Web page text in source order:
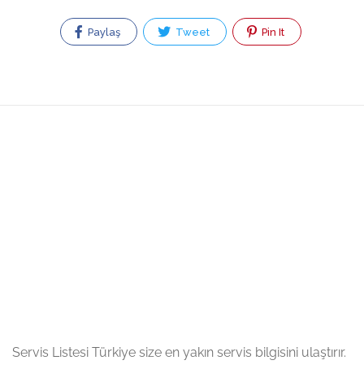
Paylaş Tweet Pin It
Servis Listesi Türkiye size en yakın servis bilgisini ulaştırır.